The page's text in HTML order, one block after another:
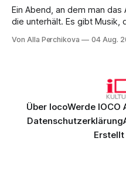
Ein Abend, an dem man das Atmen
die unterhält. Es gibt
Genau so war der Abend im
Von Alla Perchikova 04 Aug.
Über IocoWerde IOCO
Datenschutzerklärung